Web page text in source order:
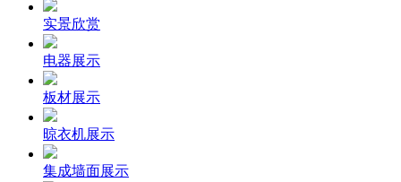
实景欣赏
电器展示
板材展示
晾衣机展示
集成墙面展示